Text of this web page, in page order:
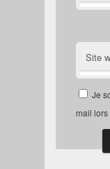
Site
Je
mail